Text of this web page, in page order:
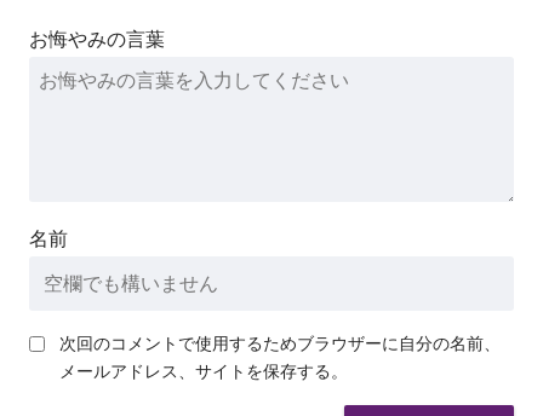
お悔やみの言葉
名前
次回のコメントで使用するためブラウザーに自分の名前、
メールアドレス、サイトを保存する。